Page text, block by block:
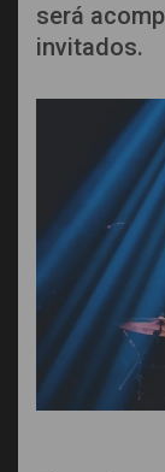
será
invitados.